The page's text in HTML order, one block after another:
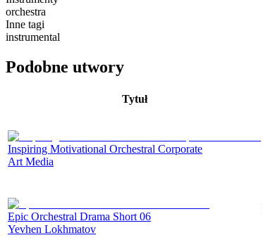
orchestra
Inne tagi
instrumental
Podobne utwory
Tytuł
Inspiring Motivational Orchestral Corporate
Art Media
Epic Orchestral Drama Short 06
Yevhen Lokhmatov